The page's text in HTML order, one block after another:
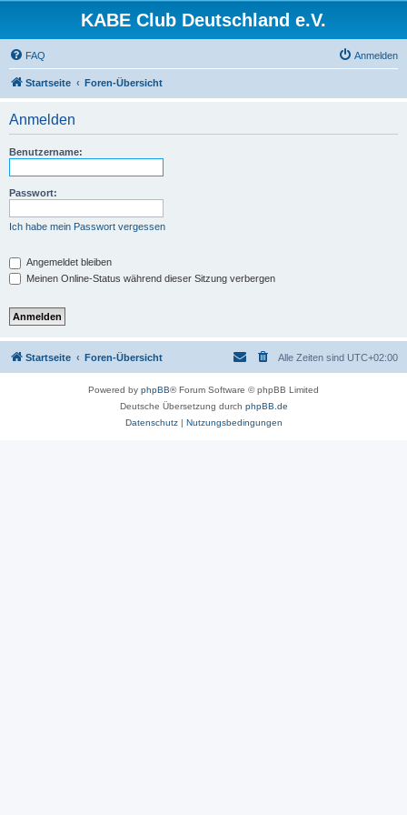
KABE Club Deutschland e.V.
FAQ Anmelden
Startseite Foren-Übersicht
Anmelden
Benutzername:
Passwort:
Ich habe mein Passwort vergessen
Angemeldet bleiben
Meinen Online-Status während dieser Sitzung verbergen
Startseite Foren-Übersicht Alle Zeiten sind UTC+02:00
Powered by phpBB® Forum Software © phpBB Limited
Deutsche Übersetzung durch phpBB.de
Datenschutz| Nutzungsbedingungen